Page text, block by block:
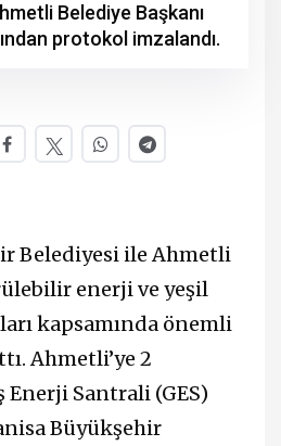
Belediye Başkanı
protokol imzalandı.
Belediyesi ile Ahmetli
enerji ve yeşil
kapsamında önemli
Ahmetli’ye 2
Enerji Santrali (GES)
Büyükşehir